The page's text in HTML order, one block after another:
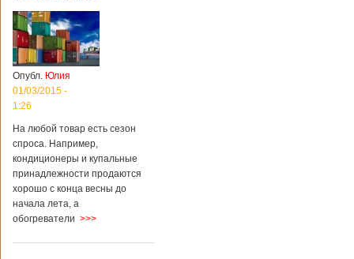
Опубл. Юлия
01/03/2015 -
1:26
На любой товар есть сезон
спроса. Например,
кондиционеры и купальные
принадлежности продаются
хорошо с конца весны до
начала лета, а
обогреватели >>>